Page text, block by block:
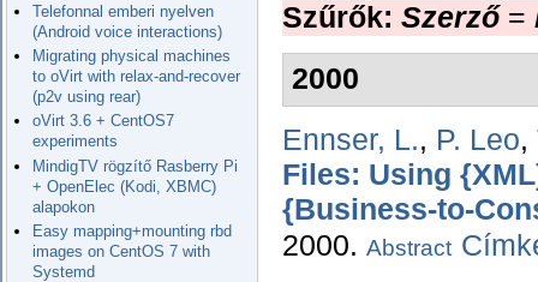
Telefonnal emberi nyelven
(Android voice interactions)
Migrating physical machines
to oVirt with relax-and-recover
(p2v using rear)
oVirt 3.6 + CentOS7
experiments
MindigTV rögzítő Rasberry Pi
+ OpenElec (Kodi, XBMC)
alapokon
Easy mapping+mounting rbd
images on CentOS 7 with
Systemd
Szűrők: Szerző =
2000
Ennser, L., P. Leo,
Files: Using
{Business-to-
2000. Abstract